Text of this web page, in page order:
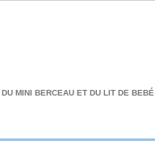
MINI BERCEAU ET DU LIT DE BEBÉ